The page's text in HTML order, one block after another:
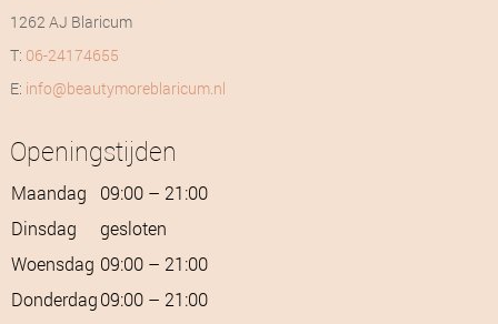
1262 AJ Blaricum
T: 06-24174655
E: info@beautymoreblaricum.nl
Openingstijden
Maandag
09:00 – 21:00
Dinsdag
gesloten
Woensdag 09:00 – 21:00
Donderdag09:00 – 21:00